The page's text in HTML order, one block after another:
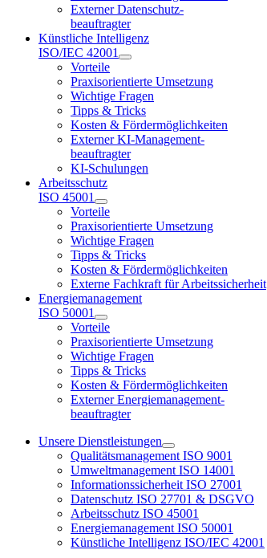
Externer Datenschutz-
beauftragter
Künstliche Intelligenz
ISO/IEC 42001
Vorteile
Praxisorientierte Umsetzung
Wichtige Fragen
Tipps & Tricks
Kosten & Fördermöglichkeiten
Externer KI-Management-
beauftragter
KI-Schulungen
Arbeitsschutz
ISO 45001
Vorteile
Praxisorientierte Umsetzung
Wichtige Fragen
Tipps & Tricks
Kosten & Fördermöglichkeiten
Externe Fachkraft für Arbeitssicherheit
Energiemanagement
ISO 50001
Vorteile
Praxisorientierte Umsetzung
Wichtige Fragen
Tipps & Tricks
Kosten & Fördermöglichkeiten
Externer Energiemanagement-
beauftragter
Unsere Dienstleistungen
Qualitätsmanagement ISO 9001
Umweltmanagement ISO 14001
Informationssicherheit ISO 27001
Datenschutz ISO 27701 & DSGVO
Arbeitsschutz ISO 45001
Energiemanagement ISO 50001
Künstliche Intelligenz ISO/IEC 42001